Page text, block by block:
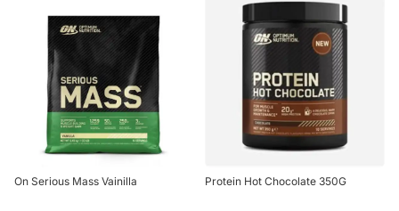
On Serious Mass Vainilla Protein Hot Chocolate 350G